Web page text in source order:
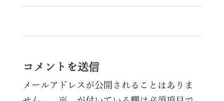
コメントを送信
メールアドレスが公開されることはありま